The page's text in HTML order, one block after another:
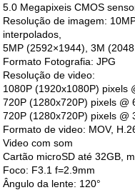
5.0 Megapixeis CMOS
Resolução de imagem:
interpolados,
5MP (2592×1944), 3M
Formato Fotografia: JPG
Resolução de video:
1080P (1920x1080P) pixels
720P (1280x720P) pixels @
720P (1280x720P) pixels @
Formato de video: MOV,
Video com som
Cartão microSD até 32GB,
Foco: F3.1 f=2.9mm
Ângulo da lente: 120°